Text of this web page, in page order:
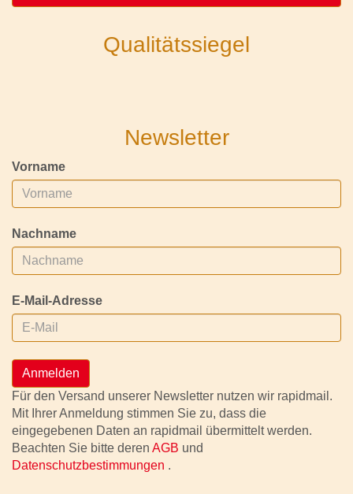
Qualitätssiegel
Newsletter
Vorname
Nachname
E-Mail-Adresse
Anmelden
Für den Versand unserer Newsletter nutzen wir rapidmail.
Mit Ihrer Anmeldung stimmen Sie zu, dass die
eingegebenen Daten an rapidmail übermittelt werden.
Beachten Sie bitte deren AGB und
Datenschutzbestimmungen .